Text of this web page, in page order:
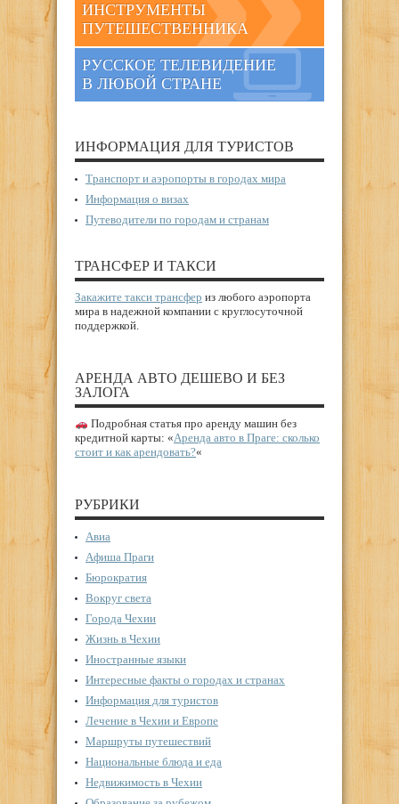
ИНСТРУМЕНТЫ
ПУТЕШЕСТВЕННИКА
РУССКОЕ ТЕЛЕВИДЕНИЕ
В ЛЮБОЙ СТРАНЕ
ИНФОРМАЦИЯ ДЛЯ ТУРИСТОВ
Транспорт и аэропорты в городах мира
Информация о визах
Путеводители по городам и странам
ТРАНСФЕР И ТАКСИ
Закажите такси трансфер из любого аэропорта
мира в надежной компании с круглосуточной
поддержкой.
АРЕНДА АВТО ДЕШЕВО И БЕЗ
ЗАЛОГА
Подробная статья про аренду машин без
кредитной карты: «Аренда авто в Праге: сколько
стоит и как арендовать?«
РУБРИКИ
Авиа
Афиша Праги
Бюрократия
Вокруг света
Города Чехии
Жизнь в Чехии
Иностранные языки
Интересные факты о городах и странах
Информация для туристов
Лечение в Чехии и Европе
Маршруты путешествий
Национальные блюда и еда
Недвижимость в Чехии